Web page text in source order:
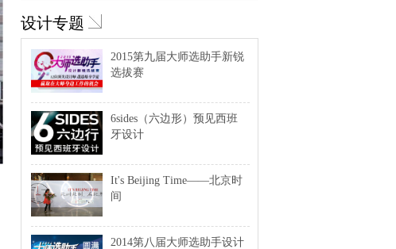
设计专题
2015第九届大师选助手新锐
选拔赛
6sides（六边形）预见西班
牙设计
It's Beijing Time——北京时
间
2014第八届大师选助手设计